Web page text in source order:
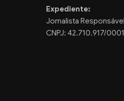
Expediente:
Jornalista
CNPJ: 42.710.917/